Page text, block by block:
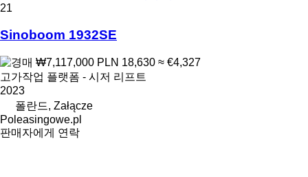
21
Sinoboom 1932SE
₩7,117,000 PLN 18,630 ≈ €4,327
고가작업 플랫폼 - 시저 리프트
2023
폴란드, Załącze
Poleasingowe.pl
판매자에게 연락